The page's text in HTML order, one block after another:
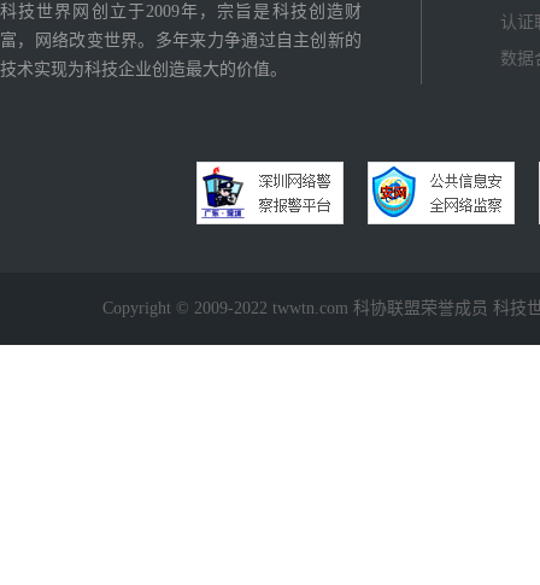
科技世界网创立于2009年，宗旨是科技创造财
富，网络改变世界。多年来力争通过自主创新的
技术实现为科技企业创造最大的价值。
认证
数据
Copyright © 2009-2022 twwtn.com 科协联盟荣誉成员 科